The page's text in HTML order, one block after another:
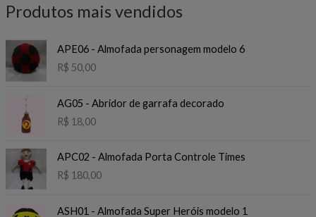
Produtos mais vendidos
APE06 - Almofada personagem modelo 6
R$ 50,00
AG05 - Abridor de garrafa decorado
R$ 18,00
APC02 - Almofada Porta Controle Times
R$ 180,00
ASH01 - Almofada Super Heróis modelo 1